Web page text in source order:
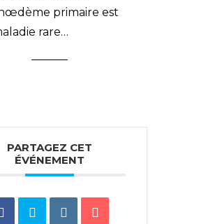
primaire est
rare…
PARTAGEZ CET
ÉVÉNEMENT